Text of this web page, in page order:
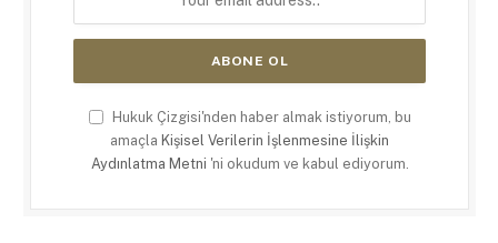
Hukuk Çizgisi'nden haber almak istiyorum, bu
amaçla Kişisel Verilerin İşlenmesine İlişkin
Aydınlatma Metni 'ni okudum ve kabul ediyorum.